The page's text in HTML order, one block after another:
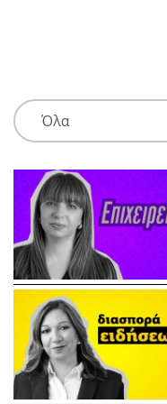
ΚΑΤΗΓΟΡΙΕΣ
Κύπρος
Παιδεία
Υγεία
Πολιτική
Βουλευτικές 2026
Εκλογές 2024
Προεδρικές 2023
Δημοσκοπήσεις
Διπλωματία